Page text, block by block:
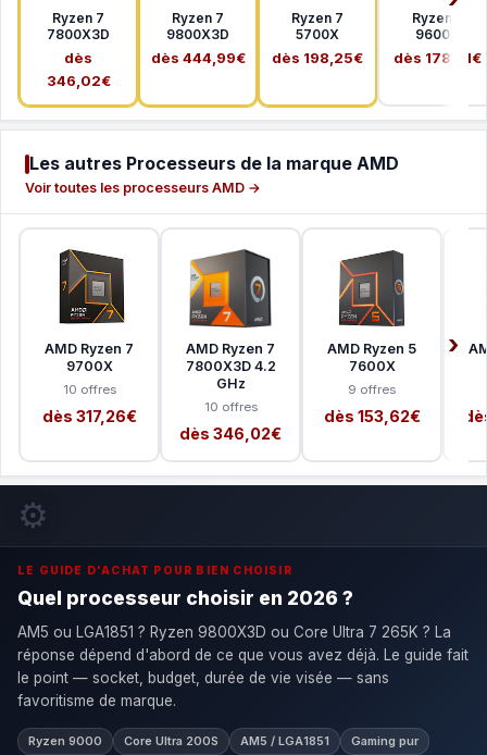
Ryzen 7
7800X3D
dès
346,02€
Ryzen 7
9800X3D
dès 444,99€
Ryzen 7
5700X
dès 198,25€
Ryzen 5
9600X
dès 178,41€
Les autres Processeurs de la marque AMD
Voir toutes les processeurs AMD →
AMD Ryzen 7
9700X
10 offres
dès 317,26€
AMD Ryzen 7
7800X3D 4.2
GHz
10 offres
dès 346,02€
AMD Ryzen 5
7600X
9 offres
dès 153,62€
⚙️
LE GUIDE D'ACHAT POUR BIEN CHOISIR
Quel processeur choisir en 2026 ?
AM5 ou LGA1851 ? Ryzen 9800X3D ou Core Ultra 7 265K ? La
réponse dépend d'abord de ce que vous avez déjà. Le guide fait
le point — socket, budget, durée de vie visée — sans
favoritisme de marque.
Ryzen 9000 Core Ultra 200S AM5 / LGA1851 Gaming pur